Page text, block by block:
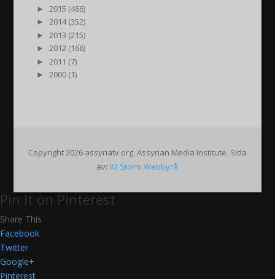
►
2015 (466)
►
2014 (352)
►
2013 (215)
►
2012 (166)
►
2011 (7)
►
2000 (1)
Copyright 2026 assyriatv.org. Assyrian Media Institute. Sida
av: IM Storm Webbyrå
Pin It on Pinterest
Share This
Facebook
Twitter
Google+
Pinterest